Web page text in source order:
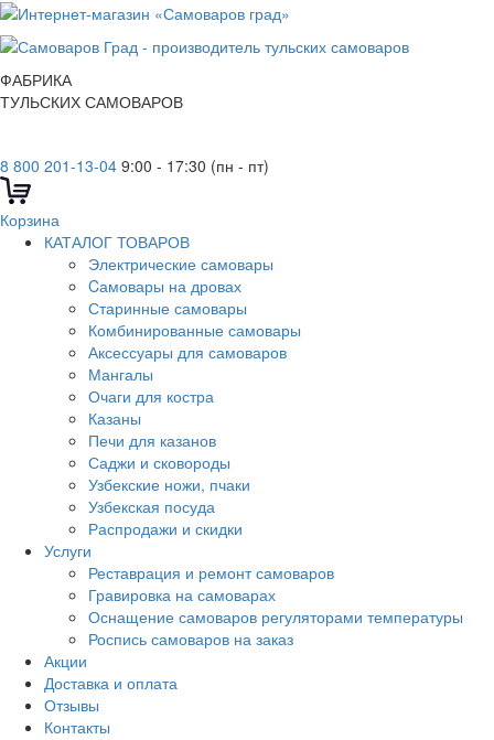
ФАБРИКА
ТУЛЬСКИХ САМОВАРОВ
8 800 201-13-04 9:00 - 17:30 (пн - пт)
Корзина
КАТАЛОГ ТОВАРОВ
Электрические самовары
Cамовары на дровах
Старинные самовары
Комбинированные самовары
Аксессуары для самоваров
Мангалы
Очаги для костра
Казаны
Печи для казанов
Саджи и сковороды
Узбекские ножи, пчаки
Узбекская посуда
Распродажи и скидки
Услуги
Реставрация и ремонт самоваров
Гравировка на самоварах
Оснащение самоваров регуляторами температуры
Роспись самоваров на заказ
Акции
Доставка и оплата
Отзывы
Контакты